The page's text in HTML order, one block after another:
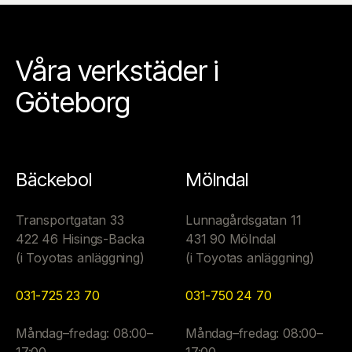
Våra verkstäder i
Göteborg
Bäckebol
Transportgatan 33
422 46 Hisings-Backa
(i Toyotas anläggning)
031-725 23 70
Måndag–fredag: 08:00–
Mölndal
Lunnagårdsgatan 11
431 90 Mölndal
(i Toyotas anläggning)
031-750 24 70
Måndag–fredag: 08:00–